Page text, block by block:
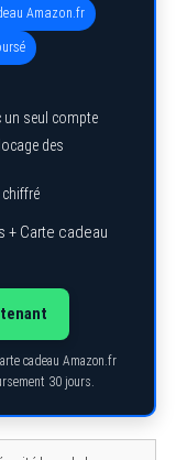
Amazon.fr
un seul compte
des
chiffré
+ Carte cadeau
cadeau Amazon.fr
30 jours.